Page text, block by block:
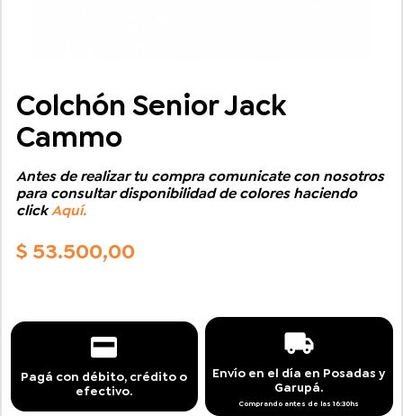
Colchón Senior Jack
Cammo
Antes de realizar tu compra comunicate con nosotros
para consultar disponibilidad de colores haciendo
clickAquí.
$ 53.500,00
Pagá con débito, crédito o
efectivo.
Envío en el día en Posadas y
Garupá.
Comprando antes de las 16:30hs